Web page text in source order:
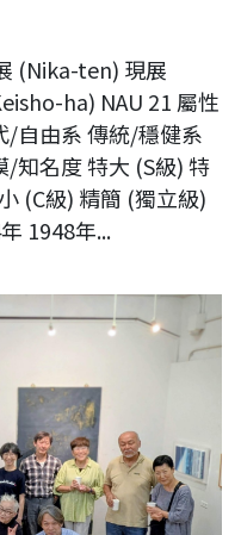
(Nika-ten) 現展
ha) NAU 21 屬性
/自由系 傳統/穩健系
知名度 特大 (S級) 特
(C級) 精簡 (獨立級)
1948年...
會員展